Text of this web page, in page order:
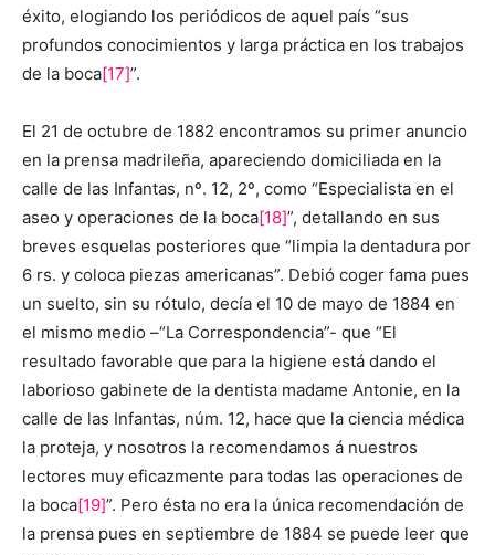
éxito, elogiando los periódicos de aquel país “sus
profundos conocimientos y larga práctica en los trabajos
de la boca[17]”.
El 21 de octubre de 1882 encontramos su primer anuncio
en la prensa madrileña, apareciendo domiciliada en la
calle de las Infantas, nº. 12, 2º, como “Especialista en el
aseo y operaciones de la boca[18]”, detallando en sus
breves esquelas posteriores que “limpia la dentadura por
6 rs. y coloca piezas americanas”. Debió coger fama pues
un suelto, sin su rótulo, decía el 10 de mayo de 1884 en
el mismo medio –“La Correspondencia”- que “El
resultado favorable que para la higiene está dando el
laborioso gabinete de la dentista madame Antonie, en la
calle de las Infantas, núm. 12, hace que la ciencia médica
la proteja, y nosotros la recomendamos á nuestros
lectores muy eficazmente para todas las operaciones de
la boca[19]”. Pero ésta no era la única recomendación de
la prensa pues en septiembre de 1884 se puede leer que